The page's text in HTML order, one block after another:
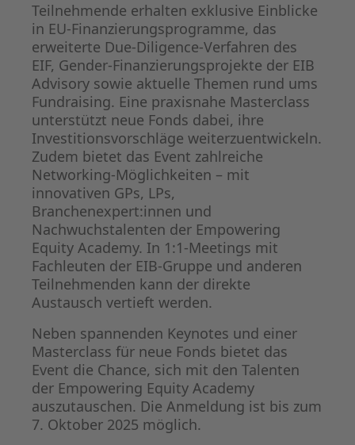
Teilnehmende erhalten exklusive Einblicke
in EU-Finanzierungsprogramme, das
erweiterte Due-Diligence-Verfahren des
EIF, Gender-Finanzierungsprojekte der EIB
Advisory sowie aktuelle Themen rund ums
Fundraising. Eine praxisnahe Masterclass
unterstützt neue Fonds dabei, ihre
Investitionsvorschläge weiterzuentwickeln.
Zudem bietet das Event zahlreiche
Networking-Möglichkeiten – mit
innovativen GPs, LPs,
Branchenexpert:innen und
Nachwuchstalenten der Empowering
Equity Academy. In 1:1-Meetings mit
Fachleuten der EIB-Gruppe und anderen
Teilnehmenden kann der direkte
Austausch vertieft werden.
Neben spannenden Keynotes und einer
Masterclass für neue Fonds bietet das
Event die Chance, sich mit den Talenten
der Empowering Equity Academy
auszutauschen. Die Anmeldung ist bis zum
7. Oktober 2025 möglich.